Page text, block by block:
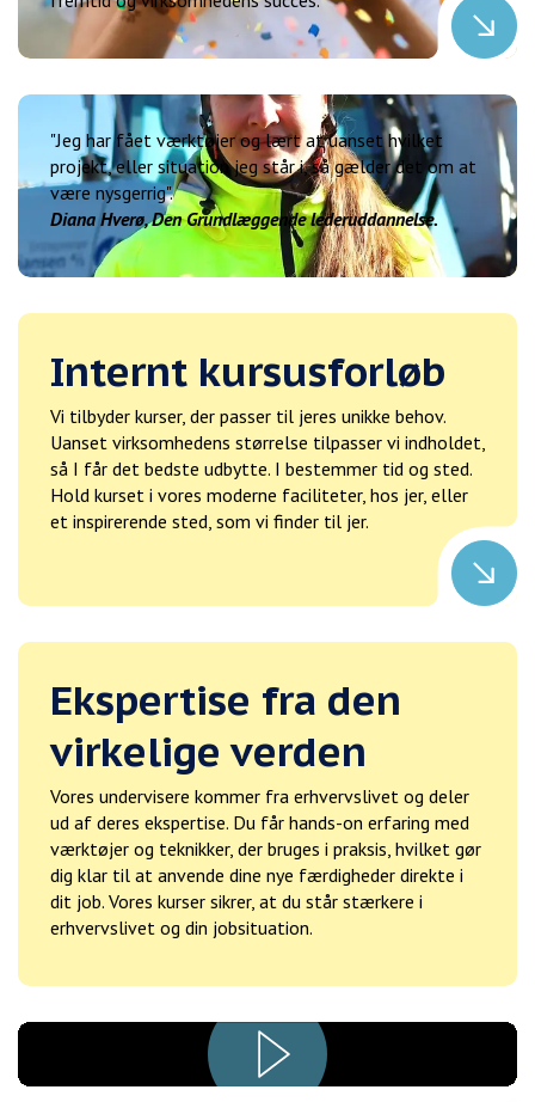
"Jeg har fået værktøjer og lært at uanset hvilket
projekt, eller situation jeg står i, så gælder det om at
være nysgerrig".
Diana Hverø, Den Grundlæggende lederuddannelse.
Internt kursusforløb
Vi tilbyder kurser, der passer til jeres unikke behov.
Uanset virksomhedens størrelse tilpasser vi indholdet,
så I får det bedste udbytte. I bestemmer tid og sted.
Hold kurset i vores moderne faciliteter, hos jer, eller
et inspirerende sted, som vi finder til jer.
Ekspertise fra den
virkelige verden
Vores undervisere kommer fra erhvervslivet og deler
ud af deres ekspertise. Du får hands-on erfaring med
værktøjer og teknikker, der bruges i praksis, hvilket gør
dig klar til at anvende dine nye færdigheder direkte i
dit job. Vores kurser sikrer, at du står stærkere i
erhvervslivet og din jobsituation.